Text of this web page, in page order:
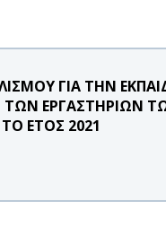
ΓΙΑ ΤΗΝ
ΤΩΝ ΕΡΓΑΣΤΗΡΙΩΝ
ΕΤΟΣ 2021